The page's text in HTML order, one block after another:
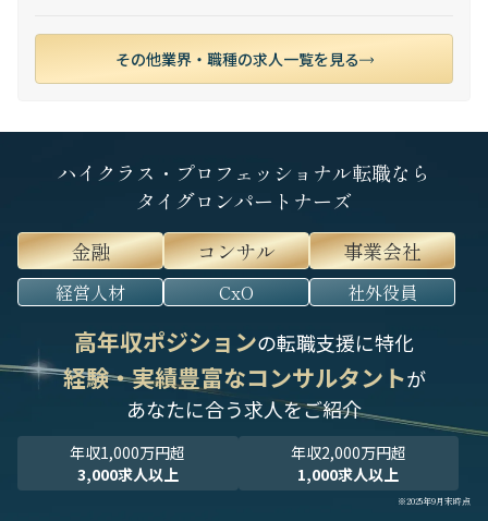
その他業界・職種の求人一覧を見る
ハイクラス・プロフェッショナル転職なら
タイグロンパートナーズ
金融
コンサル 事業会社
経営人材 CxO 社外役員
高年収ポジションの転職支援に特化
経験・実績豊富なコンサルタントが
あなたに合う求人をご紹介
年収1,000万円超
3,000求人以上
年収2,000万円超
1,000求人以上
※2025年9月末時点